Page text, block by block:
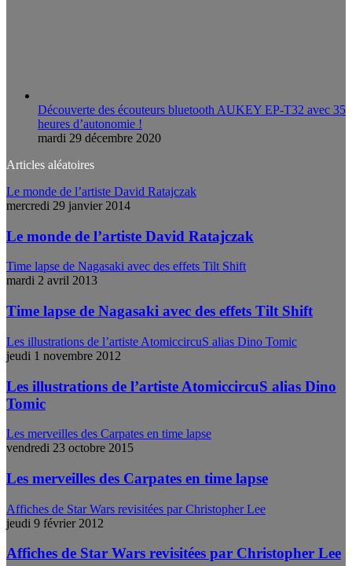
Découverte des écouteurs bluetooth AUKEY EP-T32 avec 35
heures d’autonomie !
mardi 29 décembre 2020
Articles aléatoires
Le monde de l’artiste David Ratajczak
mercredi 29 janvier 2014
Le monde de l’artiste David Ratajczak
Time lapse de Nagasaki avec des effets Tilt Shift
mardi 2 avril 2013
Time lapse de Nagasaki avec des effets Tilt Shift
Les illustrations de l’artiste AtomiccircuS alias Dino Tomic
jeudi 1 novembre 2012
Les illustrations de l’artiste AtomiccircuS alias Dino
Tomic
Les merveilles des Carpates en time lapse
vendredi 23 octobre 2015
Les merveilles des Carpates en time lapse
Affiches de Star Wars revisitées par Christopher Lee
jeudi 9 février 2012
Affiches de Star Wars revisitées par Christopher Lee